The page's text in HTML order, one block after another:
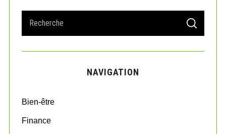
a
r
o
:
S
A
C
NAVIGATION
Bien-être
Finance